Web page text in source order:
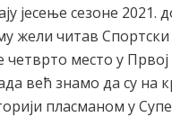
јесење сезоне 2021.
жели читав Спортски
четврто место у
већ знамо да су на
пласманом у